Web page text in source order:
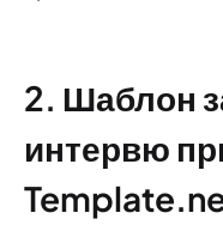
2. Шаблон
интервю